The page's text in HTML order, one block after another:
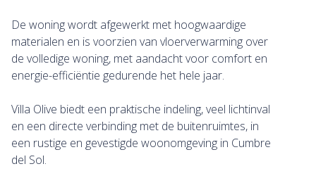
De woning wordt afgewerkt met hoogwaardige
materialen en is voorzien van vloerverwarming over
de volledige woning, met aandacht voor comfort en
energie-efficiëntie gedurende het hele jaar.
Villa Olive biedt een praktische indeling, veel lichtinval
en een directe verbinding met de buitenruimtes, in
een rustige en gevestigde woonomgeving in Cumbre
del Sol.